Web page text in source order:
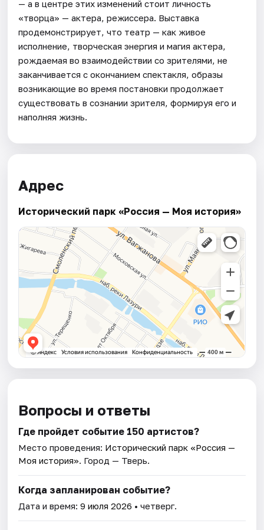
— а в центре этих изменений стоит личность
«творца» — актера, режиссера. Выставка
продемонстрирует, что театр — как живое
исполнение, творческая энергия и магия актера,
рождаемая во взаимодействии со зрителями, не
заканчивается с окончанием спектакля, образы
возникающие во время постановки продолжает
существовать в сознании зрителя, формируя его и
наполняя жизнь.
Адрес
Исторический парк «Россия — Моя история»
Вопросы и ответы
Где пройдет событие 150 артистов?
Место проведения: Исторический парк «Россия —
Моя история». Город — Тверь.
Когда запланирован событие?
Дата и время:9 июля 2026 • четверг.